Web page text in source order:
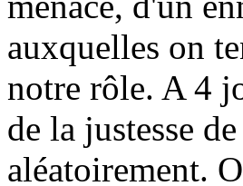
auxquelles on
notre rôle. A 4
de la justesse
aléatoirement.